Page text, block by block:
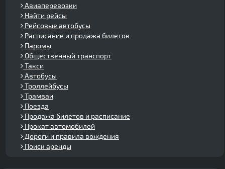
Авиаперевозки
Найти рейсы
Рейсовые автобусы
Расписание и продажа билетов
Паромы
Общественный транспорт
Такси
Автобусы
Троллейбусы
Трамваи
Поезда
Продажа билетов и расписание
Прокат автомобилей
Дороги и правила вождения
Поиск аренды